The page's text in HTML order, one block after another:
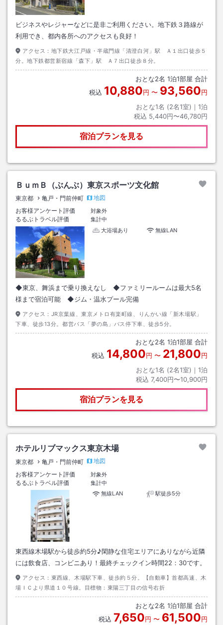
ビジネスやレジャーなどに是非ご利用ください。地下鉄３路線が
利用でき、都内各所へのアクセスも良好！
アクセス： 地下鉄大江戸線・半蔵門線「清澄白河」駅 Ａ１出口徒歩５
分。地下鉄都営新宿線「森下」駅 Ａ７出口徒歩８分。
おとな2名 1泊1部屋 合計
税込 10,880円 〜 93,560円
おとな1名 (2名1室)｜ 1泊
税込 5,440円〜46,780円
宿泊プランを見る
ＢｕｍＢ（ぶんぶ）東京スポーツ文化館
東京都 亀戸・門前仲町
地図
お客様アンケート評価
対象外
るるぶトラベル評価
集計中
大浴場あり
無線LAN
◆東京、舞浜まで乗り換えなし ◆ファミリールームは最大5名
様まで宿泊可能 ◆ジム・温水プール完備
アクセス： JR京葉線、東京メトロ有楽町線、りんかい線「新木場駅」
下車、徒歩13分。都営バス「夢の島」バス停下車、徒歩5分。
おとな2名 1泊1部屋 合計
税込 14,800円 〜 21,800円
おとな1名 (2名1室)｜ 1泊
税込 7,400円〜10,900円
宿泊プランを見る
ホテルリブマックス東京木場
東京都 亀戸・門前仲町
地図
お客様アンケート評価
対象外
るるぶトラベル評価
集計中
無線LAN
駅徒歩5分
東西線木場駅から徒歩約5分♪閑静な住宅エリアにありながら近隣
には飲食店、コンビニあり！最終チェックイン時間22：30です。
アクセス： 東西線、木場駅下車、徒歩約５分。【自動車】首都高速、木
場ＩＣより県道１０号線。目標物：東陽三丁目の信号右折
おとな2名 1泊1部屋 合計
税込 7,650円 〜 61,500円